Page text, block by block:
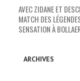
AVEC ZIDANE ET
MATCH DES
SENSATION À
ARCHIVES